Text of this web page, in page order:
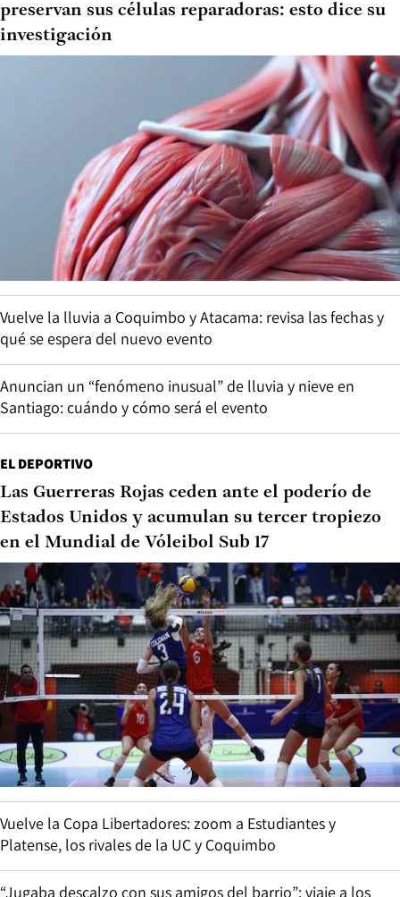
preservan sus células reparadoras: esto dice su
investigación
Vuelve la lluvia a Coquimbo y Atacama: revisa las fechas y
qué se espera del nuevo evento
Anuncian un “fenómeno inusual” de lluvia y nieve en
Santiago: cuándo y cómo será el evento
EL DEPORTIVO
Las Guerreras Rojas ceden ante el poderío de
Estados Unidos y acumulan su tercer tropiezo
en el Mundial de Vóleibol Sub 17
Vuelve la Copa Libertadores: zoom a Estudiantes y
Platense, los rivales de la UC y Coquimbo
“Jugaba descalzo con sus amigos del barrio”: viaje a los